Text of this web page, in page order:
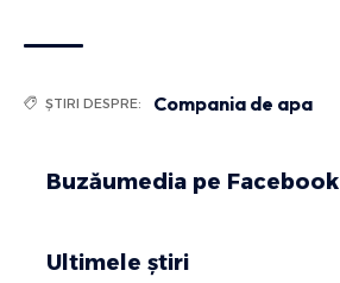
ȘTIRI DESPRE: Compania de apa
Buzăumedia pe Facebook
Ultimele știri